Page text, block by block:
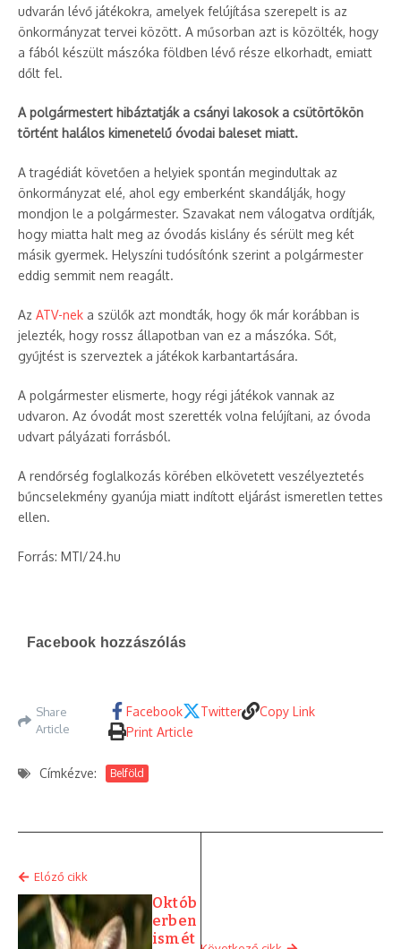
udvarán lévő játékokra, amelyek felújítása szerepelt is az
önkormányzat tervei között. A műsorban azt is közölték, hogy
a fából készült mászóka földben lévő része elkorhadt, emiatt
dőlt fel.
A polgármestert hibáztatják a csányi lakosok a csütörtökön
történt halálos kimenetelű óvodai baleset miatt.
A tragédiát követően a helyiek spontán megindultak az
önkormányzat elé, ahol egy emberként skandálják, hogy
mondjon le a polgármester. Szavakat nem válogatva ordítják,
hogy miatta halt meg az óvodás kislány és sérült meg két
másik gyermek. Helyszíni tudósítónk szerint a polgármester
eddig semmit nem reagált.
Az ATV-nek a szülők azt mondták, hogy ők már korábban is
jelezték, hogy rossz állapotban van ez a mászóka. Sőt,
gyűjtést is szerveztek a játékok karbantartására.
A polgármester elismerte, hogy régi játékok vannak az
udvaron. Az óvodát most szerették volna felújítani, az óvoda
udvart pályázati forrásból.
A rendőrség foglalkozás körében elkövetett veszélyeztetés
bűncselekmény gyanúja miatt indított eljárást ismeretlen tettes
ellen.
Forrás: MTI/24.hu
Facebook hozzászólás
Share
Article
Facebook Twitter
Copy Link
Print Article
Címkézve: Belföld
Elóző cikk
Októb
erben
ismét